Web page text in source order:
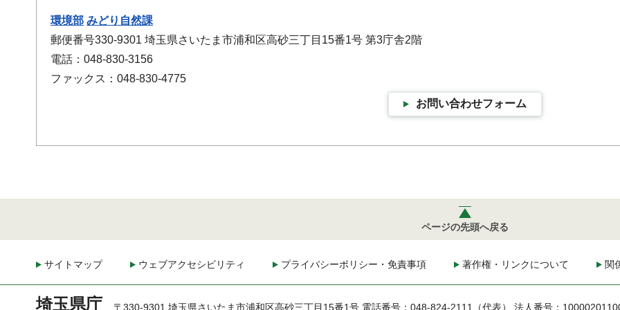
環境部 みどり自然課
郵便番号330-9301 埼玉県さいたま市浦和区高砂三丁目15番1号 第3庁舎2階
電話：048-830-3156
ファックス：048-830-4775
お問い合わせフォーム
ページの先頭へ戻る
サイトマップ ウェブアクセシビリティ プライバシーポリシー・免責事項 著作権・リンクについて 関
埼玉県庁 〒330-9301 埼玉県さいたま市浦和区高砂三丁目15番1号 電話番号：048-824-2111（代表） 法人番号：